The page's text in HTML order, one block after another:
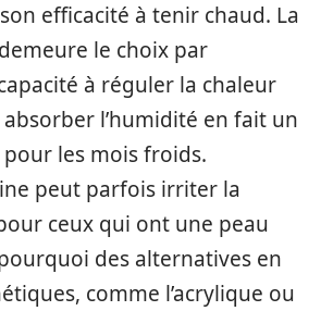
efficacité à tenir chaud. La
demeure le choix par
à réguler la chaleur
l’humidité en fait un
les mois froids.
peut parfois irriter la
ceux qui ont une peau
pourquoi des alternatives en
comme l’acrylique ou